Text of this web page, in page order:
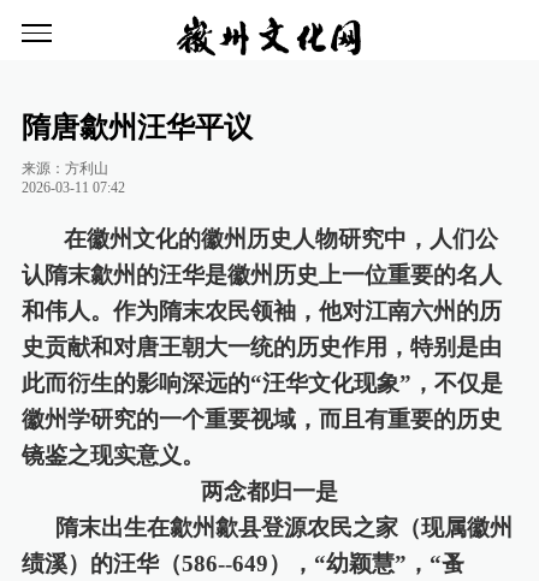
隋唐歙州汪华平议
来源：方利山
2026-03-11 07:42
在徽州文化的徽州历史人物研究中，人们公
认隋末歙州的汪华是徽州历史上一位重要的名人
和伟人。作为隋末农民领袖，他对江南六州的历
史贡献和对唐王朝大一统的历史作用，特别是由
此而衍生的影响深远的“汪华文化现象”，不仅是
徽州学研究的一个重要视域，而且有重要的历史
镜鉴之现实意义。
两念都归一是
隋末出生在歙州歙县登源农民之家（现属徽州
绩溪）的汪华（586--649）， “幼颖慧”，“蚤